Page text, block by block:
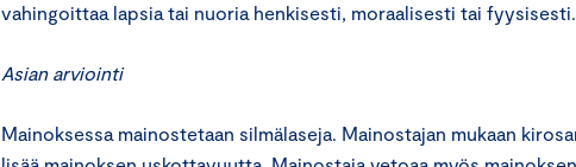
vahingoittaa lapsia tai nuoria henkisesti, moraalisesti tai fyysisesti.
Asian arviointi
Mainoksessa mainostetaan silmälaseja. Mainostajan mukaan